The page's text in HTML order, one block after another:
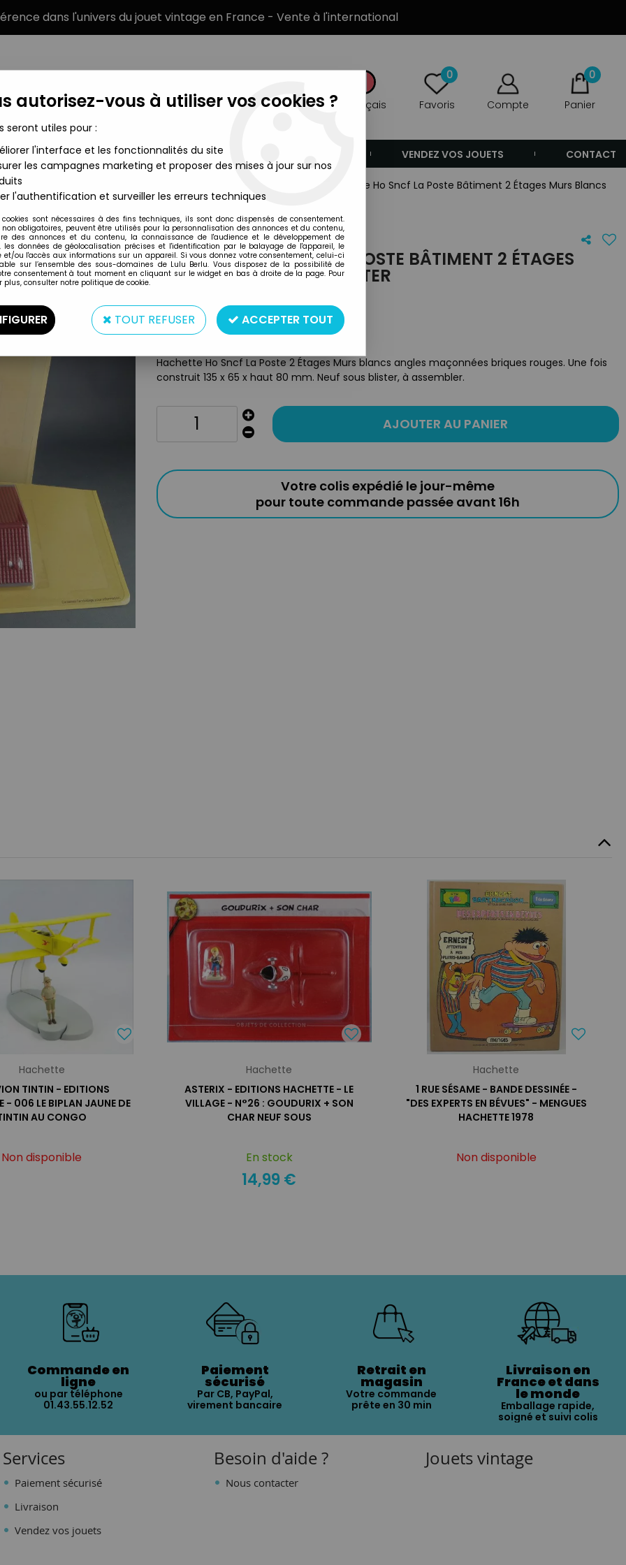
dans l'univers du jouet vintage en France - Vente à l'international
Français
0
Favoris Compte
0
Panier
MARQUES TYPE DE PRODUIT VENDEZ VOS JOUETS CONTACT
Ho Hachette Ho Sncf La Poste Bâtiment 2 Étages Murs Blancs
Hachette
HACHETTE HO SNCF LA POSTE BÂTIMENT 2 ÉTAGES
MURS BLANCS NEUF BLISTER
14,99 €TTC
Réf. :AR0019976
Hachette Ho Sncf La Poste 2 Étages Murs blancs angles maçonnées briques rouges. Une fois
construit 135 x 65 x haut 80 mm. Neuf sous blister, à assembler.
AJOUTER AU PANIER
Votre colis expédié le jour-même
pour toute commande passée avant 16h
Hachette
TINTIN - EDITIONS
- 006 LE BIPLAN JAUNE DE
AU CONGO
Non disponible
Hachette
ASTERIX - EDITIONS HACHETTE - LE
VILLAGE - N°26 : GOUDURIX + SON
CHAR NEUF SOUS
En stock
14,99 €
Hachette
1 RUE SÉSAME - BANDE DESSINÉE -
"DES EXPERTS EN BÉVUES" - MENGUES
HACHETTE 1978
Non disponible
Commande en
ligne
ou par téléphone
01.43.55.12.52
Paiement
sécurisé
Par CB, PayPal,
virement bancaire
Retrait en
magasin
Votre commande
prête en 30 min
Livraison en
France et dans
le monde
Emballage rapide,
soigné et suivi colis
Services
Paiement sécurisé
Livraison
Vendez vos jouets
Besoin d'aide ?
Nous contacter
Jouets vintage
autorisez-vous à utiliser vos cookies ?
seront utiles pour :
l'interface et les fonctionnalités du site
les campagnes marketing et proposer des mises à jour sur nos
l'authentification et surveiller les erreurs techniques
cookies sont nécessaires à des fins techniques, ils sont donc dispensés de consentement.
non obligatoires, peuvent être utilisés pour la personnalisation des annonces et du contenu,
des annonces et du contenu, la connaissance de l'audience et le développement de
les données de géolocalisation précises et l'identification par le balayage de l'appareil, le
et/ou l'accès aux informations sur un appareil. Si vous donnez votre consentement, celui-ci
sur l’ensemble des sous-domaines de Lulu Berlu. Vous disposez de la possibilité de
consentement à tout moment en cliquant sur le widget en bas à droite de la page. Pour
plus, consulter notre politique de cookie.
TOUT REFUSER ACCEPTER TOUT